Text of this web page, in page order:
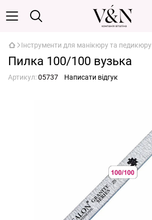
Інструменти для манікюру та педикюру
Пилка 100/100 вузька
Артикул:05737 Написати відгук